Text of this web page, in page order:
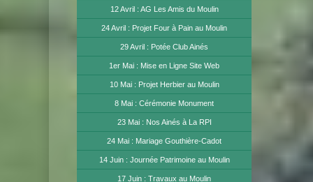
12 Avril : AG Les Amis du Moulin
24 Avril : Projet Four à Pain au Moulin
29 Avril : Potée Club Ainés
1er Mai : Mise en Ligne Site Web
10 Mai : Projet Herbier au Moulin
8 Mai : Cérémonie Monument
23 Mai : Nos Ainés à La RPI
24 Mai : Mariage Gouthière-Cadot
14 Juin : Journée Patrimoine au Moulin
17 Juin : Travaux au Moulin